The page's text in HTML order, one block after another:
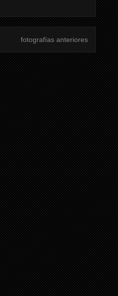
fotografías anteriores